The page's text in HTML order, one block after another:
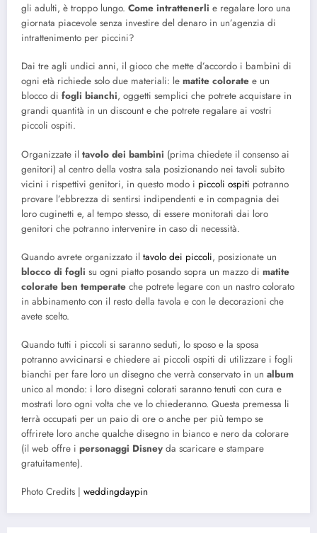
gli adulti, è troppo lungo. Come intrattenerli e regalare loro una
giornata piacevole senza investire del denaro in un’agenzia di
intrattenimento per piccini?
Dai tre agli undici anni, il gioco che mette d’accordo i bambini di
ogni età richiede solo due materiali: le matite colorate e un
blocco di fogli bianchi, oggetti semplici che potrete acquistare in
grandi quantità in un discount e che potrete regalare ai vostri
piccoli ospiti.
Organizzate il tavolo dei bambini (prima chiedete il consenso ai
genitori) al centro della vostra sala posizionando nei tavoli subito
vicini i rispettivi genitori, in questo modo i piccoli ospiti potranno
provare l’ebbrezza di sentirsi indipendenti e in compagnia dei
loro cuginetti e, al tempo stesso, di essere monitorati dai loro
genitori che potranno intervenire in caso di necessità.
Quando avrete organizzato il tavolo dei piccoli, posizionate un
blocco di fogli su ogni piatto posando sopra un mazzo di matite
colorate ben temperate che potrete legare con un nastro colorato
in abbinamento con il resto della tavola e con le decorazioni che
avete scelto.
Quando tutti i piccoli si saranno seduti, lo sposo e la sposa
potranno avvicinarsi e chiedere ai piccoli ospiti di utilizzare i fogli
bianchi per fare loro un disegno che verrà conservato in un album
unico al mondo: i loro disegni colorati saranno tenuti con cura e
mostrati loro ogni volta che ve lo chiederanno. Questa premessa li
terrà occupati per un paio di ore o anche per più tempo se
offrirete loro anche qualche disegno in bianco e nero da colorare
(il web offre i personaggi Disney da scaricare e stampare
gratuitamente).
Photo Credits | weddingdaypin